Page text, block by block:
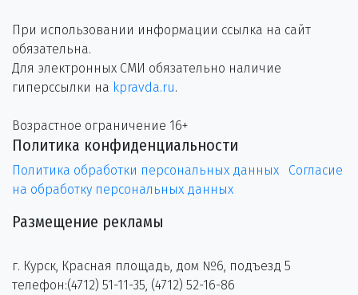
При использовании информации ссылка на сайт
обязательна.
Для электронных СМИ обязательно наличие
гиперссылки на kpravda.ru.
Возрастное ограничение 16+
Политика конфиденциальности
Политика обработки персональных данных
Согласие
на обработку персональных данных
Размещение рекламы
г. Курск, Красная площадь, дом №6, подъезд 5
телефон:(4712) 51-11-35, (4712) 52-16-86